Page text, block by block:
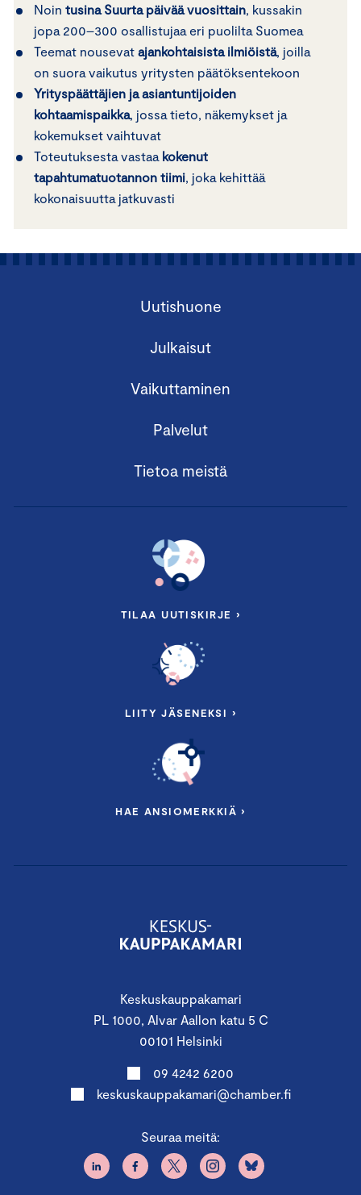
Noin tusina Suurta päivää vuosittain , kussakin
jopa 200–300 osallistujaa eri puolilta Suomea
Teemat nousevat ajankohtaisista ilmiöistä , joilla
on suora vaikutus yritysten päätöksentekoon
Yrityspäättäjien ja asiantuntijoiden
kohtaamispaikka , jossa tieto, näkemykset ja
kokemukset vaihtuvat
Toteutuksesta vastaa kokenut
tapahtumatuotannon tiimi , joka kehittää
kokonaisuutta jatkuvasti
Keskuskauppakamari
PL 1000, Alvar Aallon katu 5 C
00101 Helsinki
09 4242 6200
keskuskauppakamari@chamber.fi
Seuraa meitä:
Uutishuone
Julkaisut
Vaikuttaminen
Palvelut
Tietoa meistä
TILAA UUTISKIRJE ›
LIITY JÄSENEKSI ›
HAE ANSIOMERKKIÄ ›